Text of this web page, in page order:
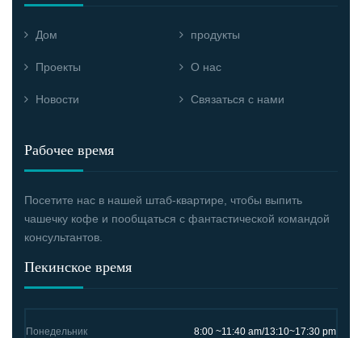
Дом продукты
Проекты О нас
Новости Связаться с нами
Рабочее время
Посетите нас в нашей штаб-квартире, чтобы выпить
чашечку кофе и пообщаться с фантастической командой
консультантов.
Пекинское время
Понедельник 8:00 ~11:40 am/13:10~17:30 pm